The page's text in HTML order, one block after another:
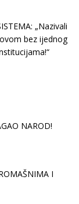
„Nazivali
bez ijednog
NAROD!
I